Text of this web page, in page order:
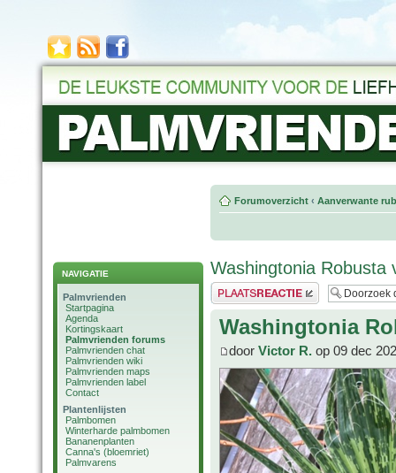
NAVIGATIE
Palmvrienden
Startpagina
Agenda
Kortingskaart
Palmvrienden forums
Palmvrienden chat
Palmvrienden wiki
Palmvrienden maps
Palmvrienden label
Contact
Plantenlijsten
Palmbomen
Winterharde palmbomen
Bananenplanten
Canna's (bloemriet)
Palmvarens
Forumoverzicht ‹ Aanverwante
Washingtonia Robusta
Plaats een reactie
Washingtonia
door Victor R. op 09 dec